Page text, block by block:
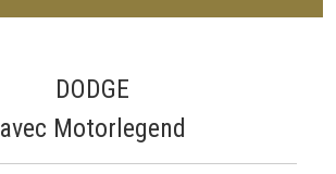
DODGE
avec Motorlegend